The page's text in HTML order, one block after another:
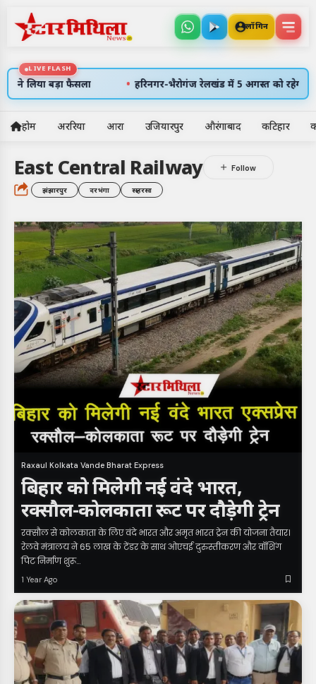
लॉगिन
अलर्ट्स
उदय: --:--
अस्त: --:--
LIVE FLASH
बड़ा फैसला हरिनगर-भैरोगंज रेलखंड में 5 अगस्त को रहेगा 7 घंटे का
होम अररिया आरा उजियारपुर औरंगाबाद कटिहार
East Central Railway
झंझारपुर दरभंगा सहरसा
Raxaul Kolkata Vande Bharat Express
बिहार को मिलेगी नई वंदे भारत,
रक्सौल-कोलकाता रूट पर दौड़ेगी ट्रेन
रक्सौल से कोलकाता के लिए वंदे भारत और अमृत भारत ट्रेन की योजना तैयार।
रेलवे मंत्रालय ने 65 लाख के टेंडर के साथ ओएचई दुरुस्तीकरण और वॉशिंग
पिट निर्माण शुरू…
1 Year Ago